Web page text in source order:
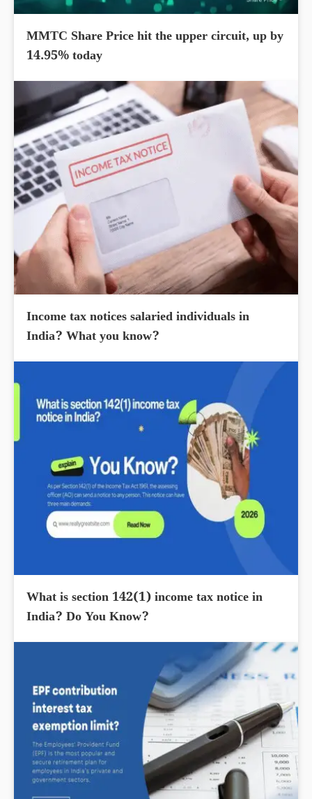
MMTC Share Price hit the upper circuit, up by
14.95% today
Income tax notices salaried individuals in
India? What you know?
What is section 142(1) income tax notice in
India? Do You Know?